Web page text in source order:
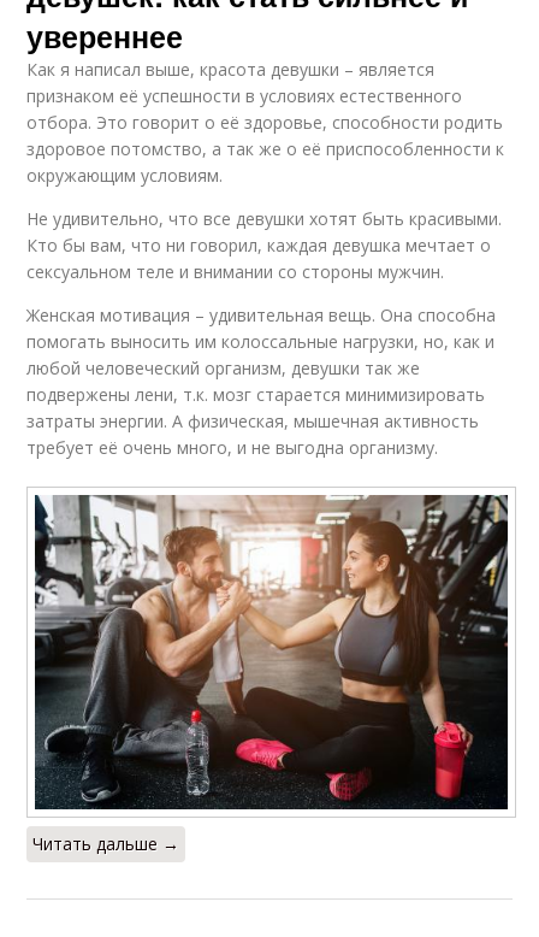
увереннее
Как я написал выше, красота девушки – является
признаком её успешности в условиях естественного
отбора. Это говорит о её здоровье, способности родить
здоровое потомство, а так же о её приспособленности к
окружающим условиям.
Не удивительно, что все девушки хотят быть красивыми.
Кто бы вам, что ни говорил, каждая девушка мечтает о
сексуальном теле и внимании со стороны мужчин.
Женская мотивация – удивительная вещь. Она способна
помогать выносить им колоссальные нагрузки, но, как и
любой человеческий организм, девушки так же
подвержены лени, т.к. мозг старается минимизировать
затраты энергии. А физическая, мышечная активность
требует её очень много, и не выгодна организму.
Читать дальше →